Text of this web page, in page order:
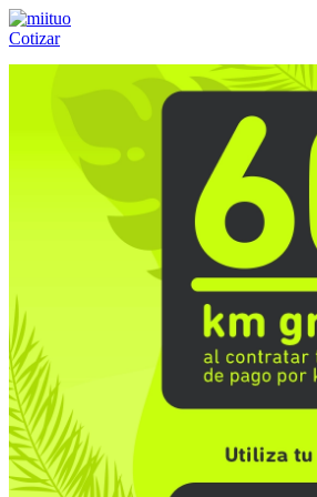
Cotizar
(55) 84-21-05-00ó800-953-